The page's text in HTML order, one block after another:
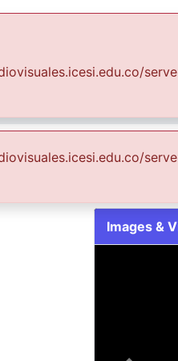
imagen se
Images &